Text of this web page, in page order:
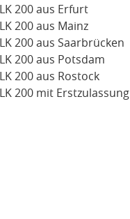
200 aus Erfurt
200 aus Mainz
200 aus Saarbrücken
200 aus Potsdam
200 aus Rostock
200 mit Erstzulassung